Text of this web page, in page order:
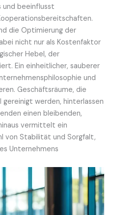
und beeinflusst
die Optimierung der
nicht nur als Kostenfaktor
Hebel, der
Ein einheitlicher, sauberer
und
Geschäftsräume, die
werden, hinterlassen
einen bleibenden,
vermittelt ein
von Stabilität und Sorgfalt,
Unternehmens